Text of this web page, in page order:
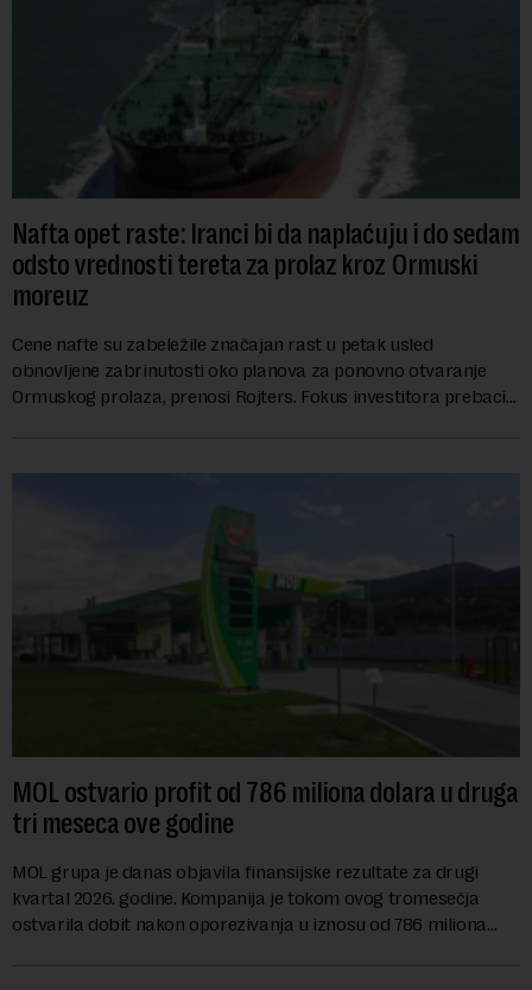
Nafta opet raste: Iranci bi da naplaćuju i do sedam
odsto vrednosti tereta za prolaz kroz Ormuski
moreuz
Cene nafte su zabeležile značajan rast u petak usled
obnovljene zabrinutosti oko planova za ponovno otvaranje
Ormuskog prolaza, prenosi Rojters. Fokus investitora prebacio
MOL ostvario profit od 786 miliona dolara u druga
tri meseca ove godine
MOL grupa je danas objavila finansijske rezultate za drugi
kvartal 2026. godine. Kompanija je tokom ovog tromesečja
ostvarila dobit nakon oporezivanja u iznosu od 786 miliona